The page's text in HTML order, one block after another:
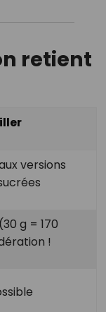
retient
versions
g = 170
!